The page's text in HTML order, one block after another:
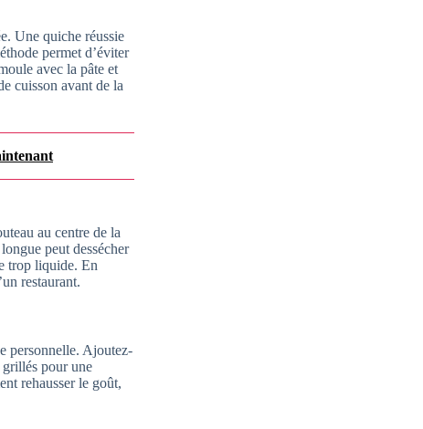
Une quiche réussie
permet d’éviter
avec la pâte et
cuisson avant de la
au centre de la
peut dessécher
trop liquide. En
restaurant.
personnelle. Ajoutez-
grillés pour une
rehausser le goût,